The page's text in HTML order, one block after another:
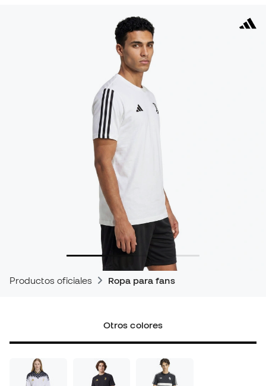
Productos oficiales Ropa para fans
Otros colores